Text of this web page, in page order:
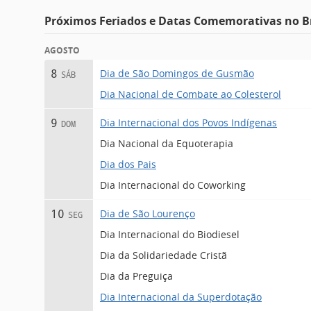
Próximos Feriados e Datas Comemorativas no
AGOSTO
8 SÁB
Dia de São Domingos de Gusmão
Dia Nacional de Combate ao Colesterol
9 DOM
Dia Internacional dos Povos Indígenas
Dia Nacional da Equoterapia
Dia dos Pais
Dia Internacional do Coworking
10 SEG
Dia de São Lourenço
Dia Internacional do Biodiesel
Dia da Solidariedade Cristã
Dia da Preguiça
Dia Internacional da Superdotação